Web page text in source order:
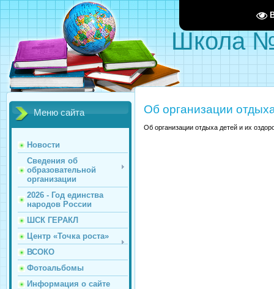
Школа
Меню сайта
Новости
Сведения об
образовательной
организации
2026 - Год единства
народов России
ШСК ГЕРАКЛ
Центр «Точка роста»
ВСОКО
Фотоальбомы
Информация о сайте
Об организации
Об организации отдыха детей и их